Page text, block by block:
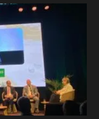
ATAMA:
NE
TÜRKİYE
BAŞARDI?